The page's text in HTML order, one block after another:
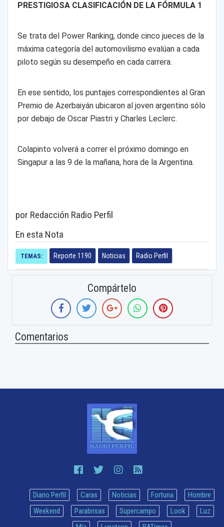
PRESTIGIOSA CLASIFICACIÓN DE LA FÓRMULA 1
Se trata del Power Ranking, donde cinco jueces de la
máxima categoría del automovilismo evalúan a cada
piloto según su desempeño en cada carrera.
En ese sentido, los puntajes correspondientes al Gran
Premio de Azerbaiyán ubicaron al joven argentino sólo
por debajo de Oscar Piastri y Charles Leclerc.
Colapinto volverá a correr el próximo domingo en
Singapur a las 9 de la mañana, hora de la Argentina.
por Redacción Radio Perfil
En esta Nota
TEMAS: Reporte 1190 Noticias Radio Perfil
Compártelo
Comentarios
Diario Perfil Caras Noticias Fortuna
Hombre
Weekend
Parabrisas Supercampo Look
Luz